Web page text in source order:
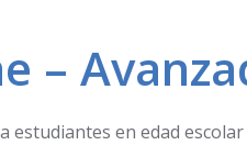
–
en edad